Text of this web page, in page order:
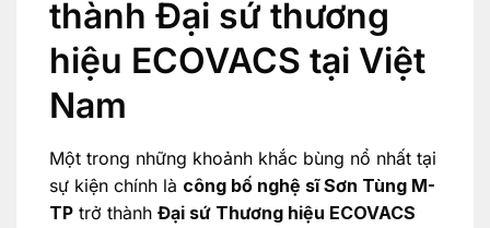
thành Đại sứ thương
hiệu ECOVACS tại Việt
Nam
Một trong những khoảnh khắc bùng nổ nhất tại
sự kiện chính là công bố nghệ sĩ Sơn Tùng M-
TPtrở thành Đại sứ Thương hiệu ECOVACS